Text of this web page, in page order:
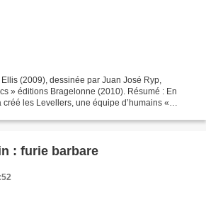
(2009), dessinée par Juan José Ryp,
» éditions Bragelonne (2010). Résumé : En
les Levellers, une équipe d’humains «
: furie barbare